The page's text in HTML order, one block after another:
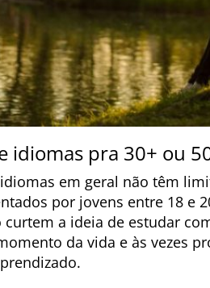
idiomas pra 30+ ou
em geral não têm
por jovens entre 18 e
curtem a ideia de estudar
da vida e às vezes